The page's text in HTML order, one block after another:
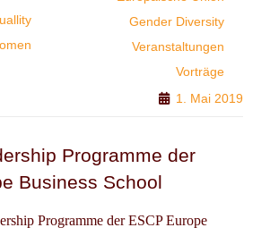
Gender Diversity
Veranstaltungen
Vorträge
1. Mai 2019
Programme der
Business School
Programme der ESCP Europe